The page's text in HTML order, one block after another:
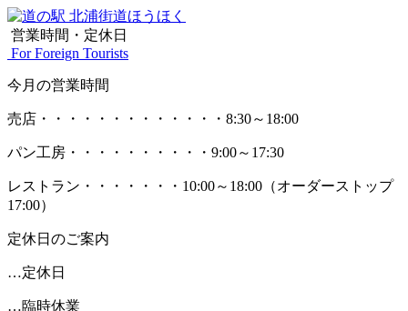
営業時間・定休日
For Foreign Tourists
今月の営業時間
売店 ・・・・・・・・・・・・・ 8:30～18:00
パン工房 ・・・・・・・・・・ 9:00～17:30
レストラン ・・・・・・・ 10:00～18:00 （オーダーストップ
17:00）
定休日のご案内
…定休日
…臨時休業